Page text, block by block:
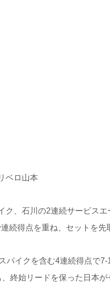
ベロ山本
、石川の2連続サービスエ
続得点を重ね、セットを先
イクを含む4連続得点で7-
終始リードを保った日本が